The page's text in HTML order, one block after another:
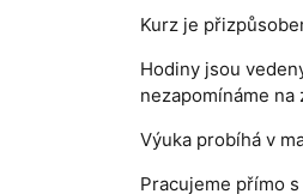
Kurz je
Hodiny jsou
nezapomínáme na
Výuka probíhá v
Pracujeme přímo